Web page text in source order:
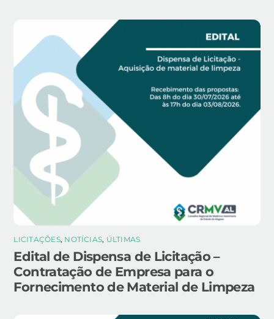
LICITAÇÕES, NOTÍCIAS, ÚLTIMAS
Edital de Dispensa de Licitação –
Contratação de Empresa para o
Fornecimento de Material de Limpeza